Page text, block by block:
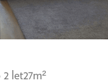
2 let27m²